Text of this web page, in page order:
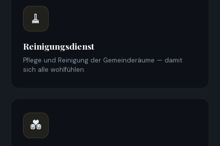
🧹
Reinigungsdienst
Pflege und Reinigung der Gemeinderäume — damit
sich alle wohlfühlen.
💑